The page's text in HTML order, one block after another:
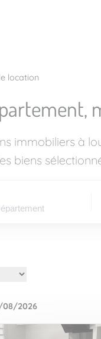
location
immobiliers à
biens
?
08/2026